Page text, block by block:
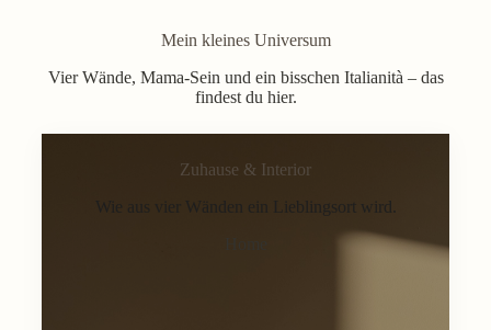
Mein kleines Universum
Vier Wände, Mama-Sein und ein bisschen Italianità – das
findest du hier.
Zuhause & Interior
Wie aus vier Wänden ein Lieblingsort wird.